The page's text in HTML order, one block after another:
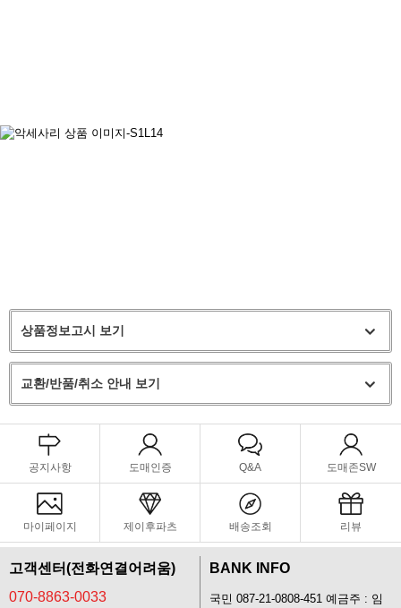
상품정보고시 보기
교환/반품/취소 안내 보기
공지사항 도매인증 Q&A 도매존SW
마이페이지 제이후파츠 배송조회 리뷰
고객센터(전화연결어려움)
070-8863-0033
BANK INFO
국민 087-21-0808-451 예금주 : 임